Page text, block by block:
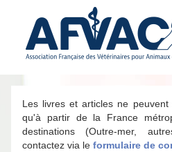
Les livres et articles ne
qu'à partir de la France
destinations (Outre-mer,
contactez via le formulaire de